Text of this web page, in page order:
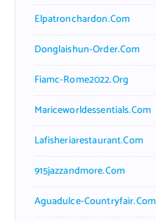
Elpatronchardon.com
Donglaishun-Order.com
Fiamc-Rome2022.org
Mariceworldessentials.com
Lafisheriarestaurant.com
915jazzandmore.com
Aguadulce-Countryfair.com